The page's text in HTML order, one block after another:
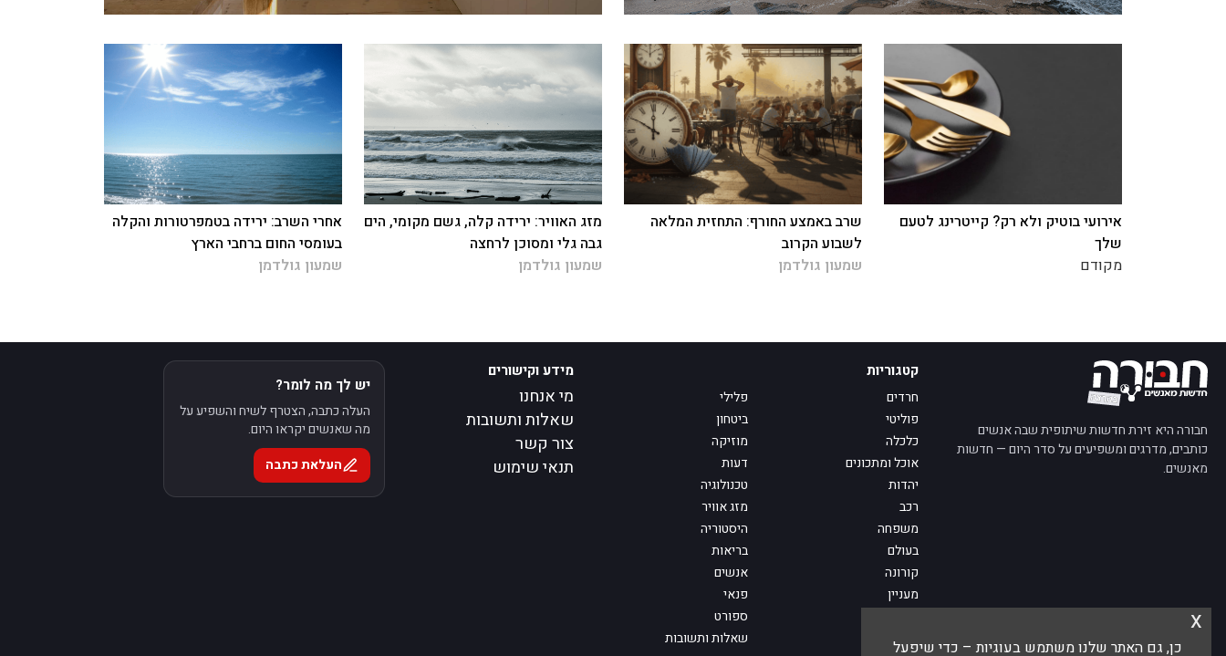
כן, גם האתר שלנו משתמש בעוגיות – כדי שיפעל
x
אירועי בוטיק ולא רק? קייטרינג לטעם
שלך
מקודם
שרב באמצע החורף: התחזית המלאה
לשבוע הקרוב
שמעון גולדמן
מזג האוויר: ירידה קלה, גשם מקומי, הים
גבה גלי ומסוכן לרחצה
שמעון גולדמן
אחרי השרב: ירידה בטמפרטורות והקלה
בעומסי החום ברחבי הארץ
שמעון גולדמן
חבורה היא זירת חדשות שיתופית שבה אנשים
כותבים, מדרגים ומשפיעים על סדר היום — חדשות
מאנשים.
קטגוריות
חרדים
פלילי
פוליטי
ביטחון
כלכלה
מוזיקה
אוכל ומתכונים
דעות
יהדות
טכנולוגיה
רכב
מזג אוויר
משפחה
היסטוריה
בעולם
בריאות
קורונה
אנשים
מעניין
פנאי
ספורט
מי אנחנו
שאלות ותשובות
מידע וקישורים
מי אנחנו
שאלות ותשובות
צור קשר
תנאי שימוש
יש לך מה לומר?
העלה כתבה, הצטרף לשיח והשפיע על
מה שאנשים יקראו היום.
העלאת כתבה